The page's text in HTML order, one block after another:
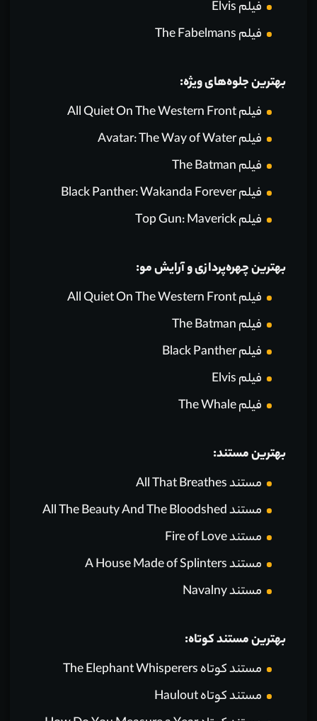
فیلم Elvis
فیلم The Fabelmans
بهترین جلوه‌های ویژه:
فیلم All Quiet On The Western Front
فیلم Avatar: The Way of Water
فیلم The Batman
فیلم Black Panther: Wakanda Forever
فیلم Top Gun: Maverick
بهترین چهره‌پردازی و آرایش مو:
فیلم All Quiet On The Western Front
فیلم The Batman
فیلم Black Panther
فیلم Elvis
فیلم The Whale
بهترین مستند:
مستند All That Breathes
مستند All The Beauty And The Bloodshed
مستند Fire of Love
مستند A House Made of Splinters
مستند Navalny
بهترین مستند کوتاه:
مستند کوتاه The Elephant Whisperers
مستند کوتاه Haulout